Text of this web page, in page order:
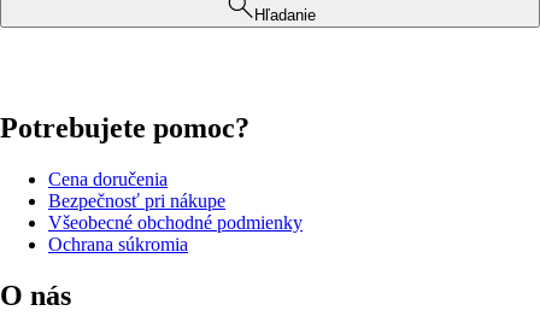
Hľadanie
Potrebujete pomoc?
Cena doručenia
Bezpečnosť pri nákupe
Všeobecné obchodné podmienky
Ochrana súkromia
O nás